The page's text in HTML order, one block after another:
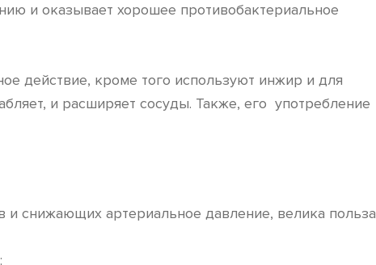
и оказывает хорошее противобактериальное
действие, кроме того используют инжир и для
и расширяет сосуды. Также, его употребление
снижающих артериальное давление, велика польза